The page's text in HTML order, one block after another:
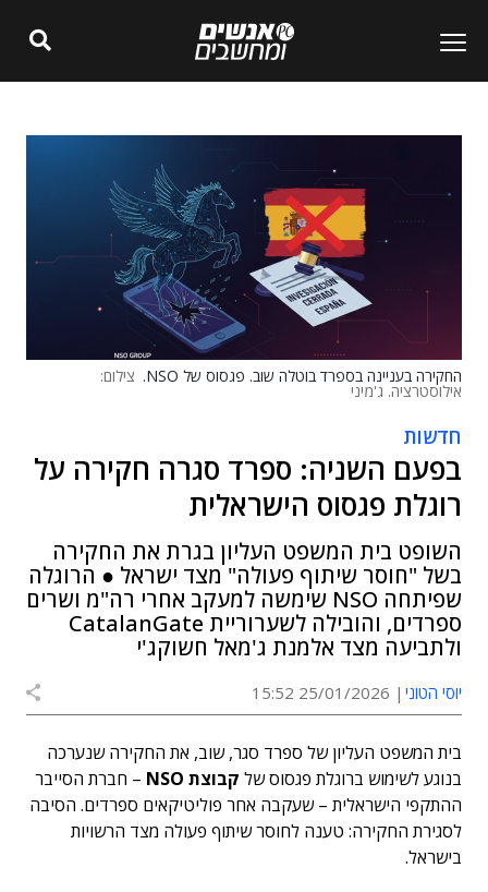
החקירה בעניינה בספרד בוטלה שוב. פגסוס של NSO. צילום:
אילוסטרציה. ג'מיני
חדשות
בפעם השניה: ספרד סגרה חקירה על
רוגלת פגסוס הישראלית
השופט בית המשפט העליון בגרת את החקירה
בשל "חוסר שיתוף פעולה" מצד ישראל ● הרוגלה
שפיתחה NSO שימשה למעקב אחרי רה"מ ושרים
ספרדים, והובילה לשערוריית CatalanGate
ולתביעה מצד אלמנת ג'מאל חשוקג'י
יוסי הטוני 25/01/2026 15:52
בית המשפט העליון של ספרד סגר, שוב, את החקירה שנערכה
בנוגע לשימוש ברוגלת פגסוס של קבוצת NSO
– חברת הסייבר
ההתקפי הישראלית – שעקבה אחר פוליטיקאים ספרדים. הסיבה
לסגירת החקירה: טענה לחוסר שיתוף פעולה מצד הרשויות
בישראל.